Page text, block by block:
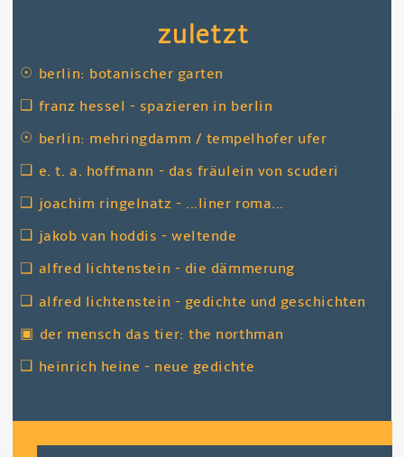
zuletzt
☉ berlin: botanischer garten
❑ franz hessel - spazieren in berlin
☉ berlin: mehringdamm / tempelhofer ufer
❑ e. t. a. hoffmann - das fräulein von scuderi
❑ joachim ringelnatz - ...liner roma...
❑ jakob van hoddis - weltende
❑ alfred lichtenstein - die dämmerung
❑ alfred lichtenstein - gedichte und geschichten
▣ der mensch das tier: the northman
❑ heinrich heine - neue gedichte